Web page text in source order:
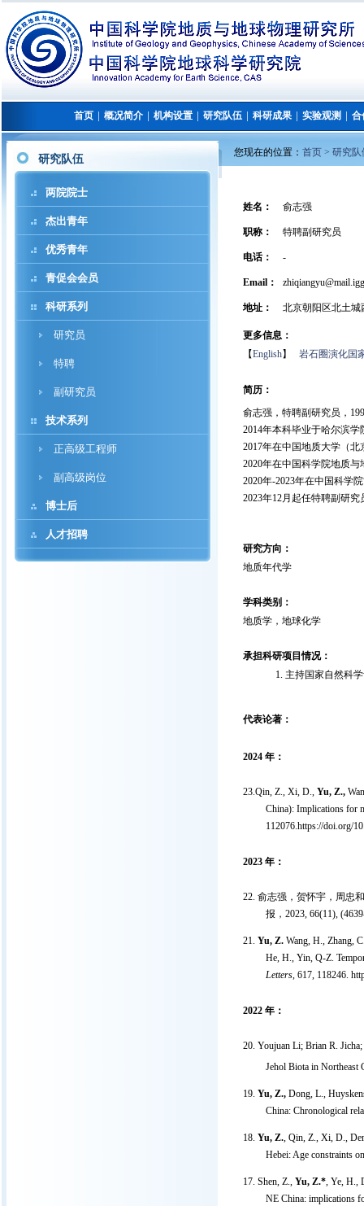
首页 │概况简介 │机构设置 │研究队伍 │科研成果 │实验观测 │合
研究队伍
两院院士
杰出青年
优秀青年
青促会会员
科研系列
研究员
特聘
副研究员
技术系列
正高级工程师
副高级岗位
博士后
人才招聘
您现在的位置： 首页 > 研究
姓名： 俞志强
职称： 特聘副研究员
电话： -
Email：
地址： 北京朝阳区北土城
更多信息：
【English】 岩石圈演化国
简历：
俞志强，特聘副研究员，
2014年本科毕业于哈尔滨学
2017年在中国地质大学（北
2020年在中国科学院地质与
2020年-2023年在中国科学
2023年12月起任特聘副研
研究方向：
地质年代学
学科类别：
地质学，地球化学
承担科研项目情况：
主持国家自然科
代表论著：
2024 年：
23.Qin, Z., Xi, D., Yu, Z.,
China): Implications for
112076.https://doi.org/
2023 年：
22. 俞志强，贺怀宇，周忠
报， 2023, 66(11),
21. Yu, Z. Wang, H., Zhang,
He, H., Yin, Q-Z.
Letters, 617, 118246.
2022 年：
20. Youjuan Li; Brian R. Jicha;
Jehol Biota in
19. Yu, Z., Dong, L.,
China: Chronological
18. Yu, Z., Qin, Z., Xi, D.,
Hebei: Age constraints
17. Shen, Z., Yu, Z.*, Ye, H.,
NE China: implications